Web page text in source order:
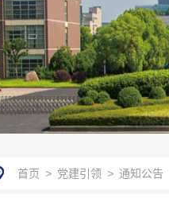
首页 > 党建引领 > 通知公告